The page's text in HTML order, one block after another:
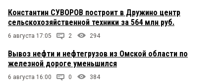
Константин СУВОРОВ построит в Дружино центр
сельскохозяйственной техники за 564 млн руб.
6 августа 17:05 2 294
Вывоз нефти и нефтегрузов из Омской области по
железной дороге уменьшился
6 августа 16:00 0 384